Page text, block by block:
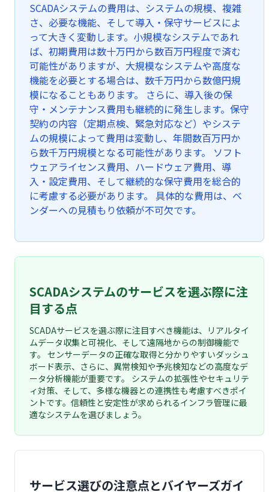
SCADAシステムの費用は、システムの規模、複雑
さ、必要な機能、そして導入・保守サービスによ
って大きく変動します。小規模なシステムであれ
ば、初期費用は数十万円から数百万円程度で済む
可能性がありますが、大規模なシステムや高度な
機能を必要とする場合は、数千万円から数億円規
模になることもあります。 さらに、導入後の保
守・メンテナンス費用も継続的に発生します。保守
契約の内容（定期点検、緊急対応など）やシステ
ムの規模によって費用は変動し、年間数百万円か
ら数千万円規模となる可能性があります。 ソフト
ウェアライセンス費用、ハードウェア費用、導
入・設定費用、そして継続的な保守費用を総合的
に考慮する必要があります。 具体的な費用は、ベ
ンダーへの見積もり依頼が不可欠です。
SCADAシステムのサービスを選ぶ際に注
目する点
SCADAサービスを選ぶ際に注目すべき機能は、リアルタイ
ムデータ収集と可視化、そして遠隔地からの制御機能で
す。 センサーデータの正確な取得と分かりやすいダッシュ
ボード表示、さらに、異常検知や予兆検知などの高度なデ
ータ分析機能が重要です。 システムの拡張性やセキュリテ
ィ対策、そして、多様な機器との連携性も考慮すべきポイ
ントです。信頼性と安定性が求められるインフラ管理に最
適なシステムを選びましょう。
サービス選びの注意点とバイヤーズガイ